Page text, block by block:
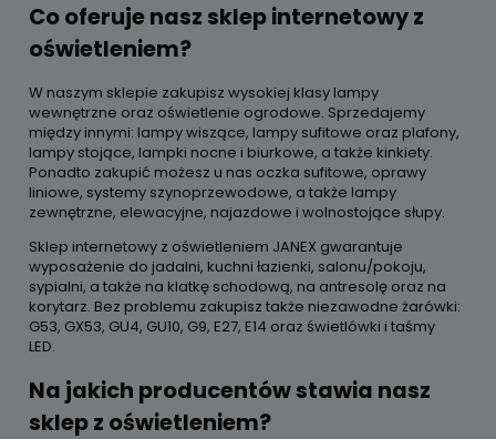
Co oferuje nasz sklep internetowy z
oświetleniem?
W naszym sklepie zakupisz wysokiej klasy lampy
wewnętrzne oraz oświetlenie ogrodowe. Sprzedajemy
między innymi: lampy wiszące, lampy sufitowe oraz plafony,
lampy stojące, lampki nocne i biurkowe, a także kinkiety.
Ponadto zakupić możesz u nas oczka sufitowe, oprawy
liniowe, systemy szynoprzewodowe, a także lampy
zewnętrzne, elewacyjne, najazdowe i wolnostojące słupy.
Sklep internetowy z oświetleniem JANEX gwarantuje
wyposażenie do jadalni, kuchni łazienki, salonu/pokoju,
sypialni, a także na klatkę schodową, na antresolę oraz na
korytarz. Bez problemu zakupisz także niezawodne żarówki:
G53, GX53, GU4, GU10, G9, E27, E14 oraz świetlówki i taśmy
LED.
Na jakich producentów stawia nasz
sklep z oświetleniem?